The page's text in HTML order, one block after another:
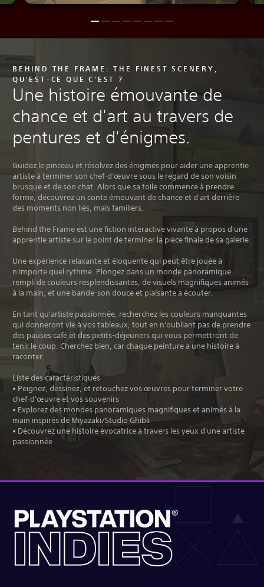
BEHIND THE FRAME: THE FINEST SCENERY,
QU'EST-CE QUE C'EST ?
Une histoire émouvante de
chance et d'art au travers de
pentures et d'énigmes.
Guidez le pinceau et résolvez des énigmes pour aider une apprentie
artiste à terminer son chef-d'œuvre sous le regard de son voisin
brusque et de son chat. Alors que sa toile commence à prendre
forme, découvrez un conte émouvant de chance et d'art derrière
des moments non liés, mais familiers.
Behind the Frame est une fiction interactive vivante à propos d'une
apprentie artiste sur le point de terminer la pièce finale de sa galerie.
Une expérience relaxante et éloquente qui peut être jouée à
n'importe quel rythme. Plongez dans un monde panoramique
rempli de couleurs resplendissantes, de visuels magnifiques animés
à la main, et une bande-son douce et plaisante à écouter.
En tant qu'artiste passionnée, recherchez les couleurs manquantes
qui donneront vie à vos tableaux, tout en n'oubliant pas de prendre
des pauses café et des petits-déjeuners qui vous permettront de
tenir le coup. Cherchez bien, car chaque peinture a une histoire à
raconter.
Liste des caractéristiques
• Peignez, dessinez, et retouchez vos œuvres pour terminer votre
chef-d'œuvre et vos souvenirs
• Explorez des mondes panoramiques magnifiques et animés à la
main inspirés de Miyazaki/Studio Ghibli
• Découvrez une histoire évocatrice à travers les yeux d'une artiste
passionnée